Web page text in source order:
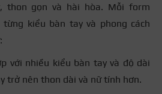
thon gọn và hài hòa. Mỗi form
kiểu bàn tay và phong cách
với nhiều kiểu bàn tay và độ dài
trở nên thon dài và nữ tính hơn.